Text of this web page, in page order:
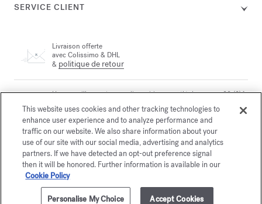
SERVICE CLIENT
Livraison offerte
avec Colissimo & DHL
& politique de retour
Un conseiller est à votre disposition par téléphone au +33 (0)1
10h à 19h, ou paremail
Paiement sécurisé
La Maison vous offre
le choix entre deux écrins
This website uses cookies and other tracking technologies to
enhance user experience and to analyze performance and
traffic on our website. We also share information about your
use of our site with our social media, advertising and analytics
partners. If we have detected an opt-out preference signal
then it will be honored. Further information is available in our
Cookie Policy
Personalise My Choice Accept Cookies